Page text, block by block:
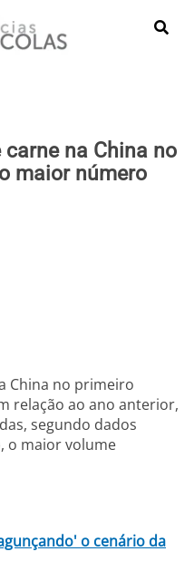
carne na China no
maior número
China no primeiro
relação ao ano anterior,
segundo dados
o maior volume
o cenário da